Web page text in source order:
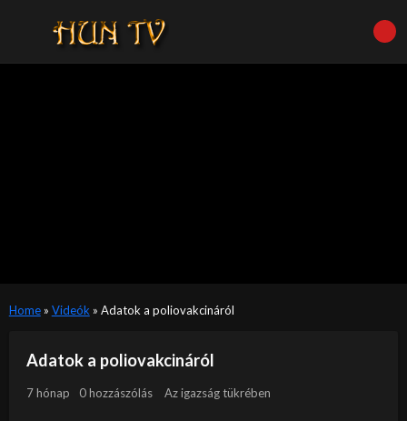
Home» Videók » Adatok a poliovakcináról
Adatok a poliovakcináról
7 hónap 0 hozzászólás Az igazság tükrében